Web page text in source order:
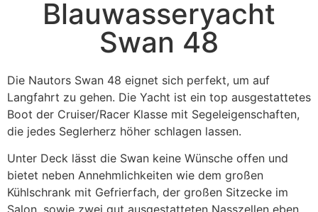
Blauwasseryacht
Swan 48
Die Nautors Swan 48 eignet sich perfekt, um auf
Langfahrt zu gehen. Die Yacht ist ein top ausgestattetes
Boot der Cruiser/Racer Klasse mit Segeleigenschaften,
die jedes Seglerherz höher schlagen lassen.
Unter Deck lässt die Swan keine Wünsche offen und
bietet neben Annehmlichkeiten wie dem großen
Kühlschrank mit Gefrierfach, der großen Sitzecke im